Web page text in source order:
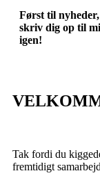
Først til
skriv dig op til
igen!
Tak fordi du
fremtidigt